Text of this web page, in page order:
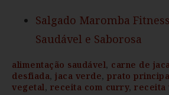
Salgado Maromba
Saudável e Saborosa
alimentação saudável, carne de
desfiada, jaca verde, prato
vegetal, receita com curry, receita